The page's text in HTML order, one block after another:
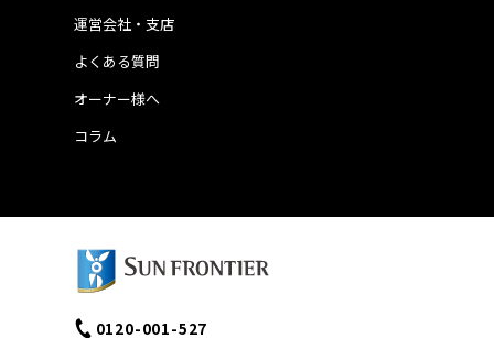
運営会社・支店
よくある質問
オーナー様へ
コラム
0120-001-527